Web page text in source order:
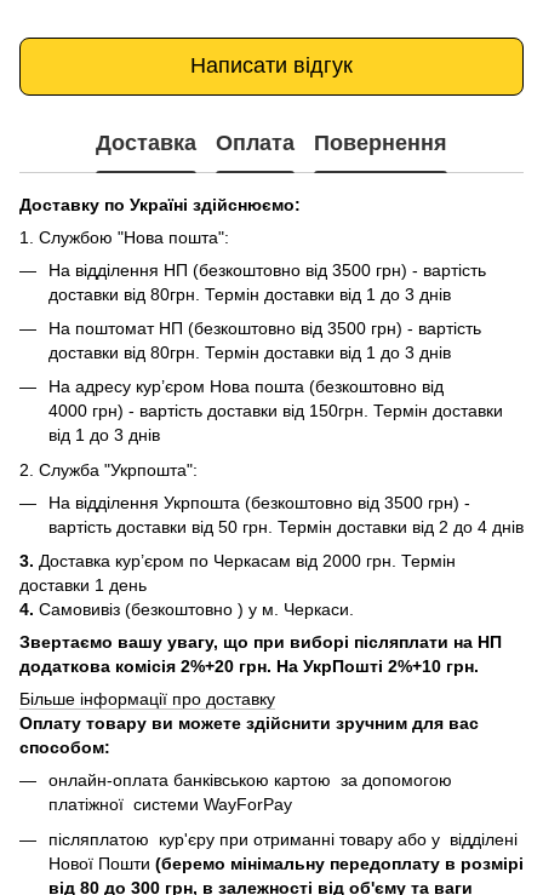
Написати відгук
Доставка Оплата Повернення
Доставку по Україні здійснюємо:
1. Службою "Нова пошта":
На відділення НП (безкоштовно від 3500 грн) - вартість
доставки від 80грн. Термін доставки від 1 до 3 днів
На поштомат НП (безкоштовно від 3500 грн) - вартість
доставки від 80грн. Термін доставки від 1 до 3 днів
На адресу кур’єром Нова пошта (безкоштовно від
4000 грн) - вартість доставки від 150грн. Термін доставки
від 1 до 3 днів
2. Служба "Укрпошта":
На відділення Укрпошта (безкоштовно від 3500 грн) -
вартість доставки від 50 грн. Термін доставки від 2 до 4 днів
3. Доставка кур’єром по Черкасам від 2000 грн. Термін
доставки 1 день
4. Самовивіз (безкоштовно ) у м. Черкаси.
Звертаємо вашу увагу, що при виборі післяплати на НП
додаткова комісія 2%+20 грн. На УкрПошті 2%+10 грн.
Більше інформації про доставку
Оплату товару ви можете здійснити зручним для вас
способом:
онлайн-оплата банківською картою за допомогою
платіжної системи WayForPay
післяплатою кур'єру при отриманні товару або у відділені
Нової Пошти (беремо мінімальну передоплату в розмірі
від 80 до 300 грн, в залежності від об'єму та ваги